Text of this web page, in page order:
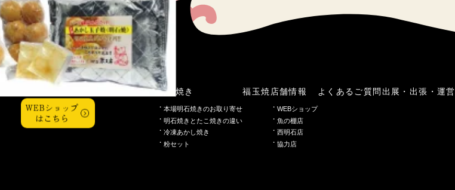
WEBショップ
はこちら
こだわり明石焼き
本場明石焼きのお取り寄せ
明石焼きとたこ焼きの違い
冷凍あかし焼き
粉セット
福玉焼 店舗情報
WEBショップ
魚の棚店
西明石店
協力店
よくあるご質問 出展・出張・運営